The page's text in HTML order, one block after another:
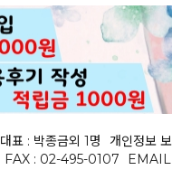
대표 : 박종금외 1명
개인정보
FAX : 02-495-0107 EMAIL